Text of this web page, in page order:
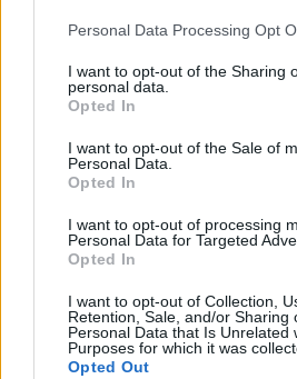
Please note that this website/app
not limited to your visit or usage
grant or deny consent to Google and
use your data for below specified
consent section.
Personal Data Processing Opt
I want to opt-out of the Sharing
personal data.
Opted In
I want to opt-out of the Sale of
Personal Data.
Opted In
I want to opt-out of processing
Personal Data for Targeted
Opted In
I want to opt-out of Collection,
Retention, Sale, and/or Sharing
Personal Data that Is Unrelated
Purposes for which it was
Opted Out
Hamarosan berobban
A ’80-as évek hazai sztárja
Publikus Team• 2019. december 06.